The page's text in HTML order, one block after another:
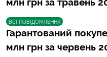
ВСІ ПОВІДОМЛЕННЯ
Гарантований
млн грн за червень